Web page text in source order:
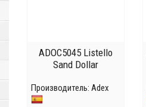
ADOC5045 Listello
Sand Dollar
Производитель: Adex